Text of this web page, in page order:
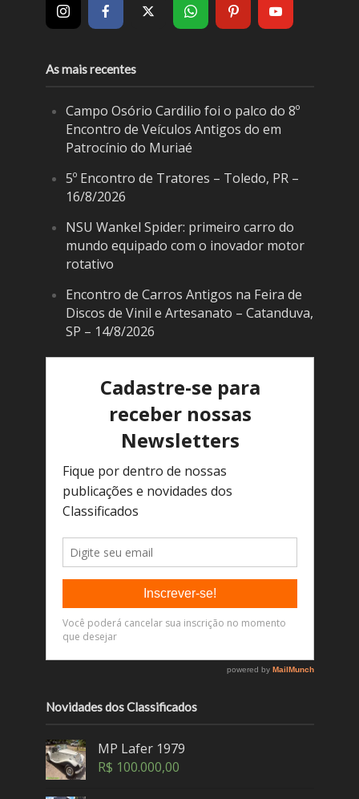
As mais recentes
Campo Osório Cardilio foi o palco do 8º
Encontro de Veículos Antigos do em
Patrocínio do Muriaé
5º Encontro de Tratores – Toledo, PR –
16/8/2026
NSU Wankel Spider: primeiro carro do
mundo equipado com o inovador motor
rotativo
Encontro de Carros Antigos na Feira de
Discos de Vinil e Artesanato – Catanduva,
SP – 14/8/2026
Novidades dos Classificados
MP Lafer 1979
R$ 100.000,00